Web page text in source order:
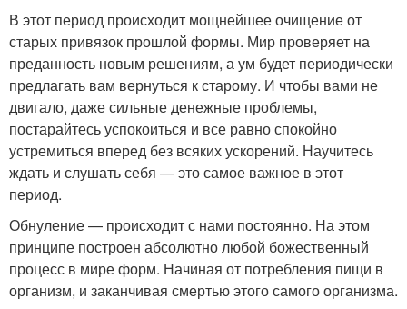
В этот период происходит мощнейшее очищение от
старых привязок прошлой формы. Мир проверяет на
преданность новым решениям, а ум будет периодически
предлагать вам вернуться к старому. И чтобы вами не
двигало, даже сильные денежные проблемы,
постарайтесь успокоиться и все равно спокойно
устремиться вперед без всяких ускорений. Научитесь
ждать и слушать себя — это самое важное в этот
период.
Обнуление — происходит с нами постоянно. На этом
принципе построен абсолютно любой божественный
процесс в мире форм. Начиная от потребления пищи в
организм, и заканчивая смертью этого самого организма.